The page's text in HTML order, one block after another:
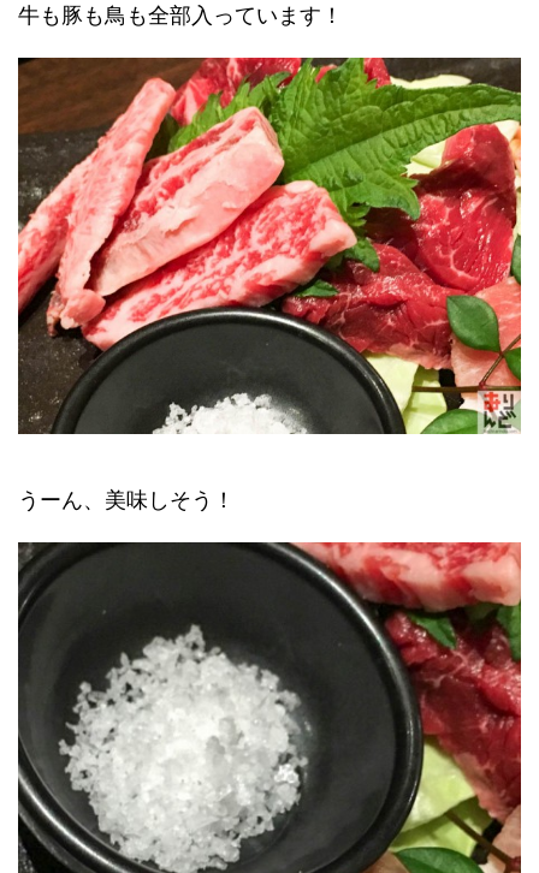
牛も豚も鳥も全部入っています！
うーん、美味しそう！